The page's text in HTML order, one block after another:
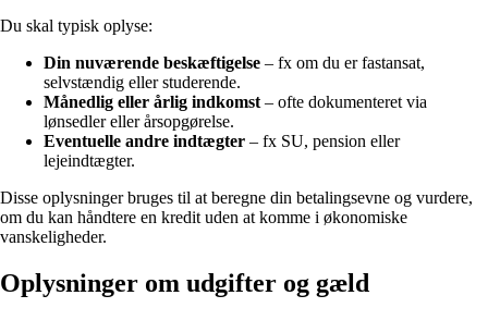
Du skal typisk oplyse:
Din nuværende beskæftigelse – fx om du er fastansat,
selvstændig eller studerende.
Månedlig eller årlig indkomst– ofte dokumenteret via
lønsedler eller årsopgørelse.
Eventuelle andre indtægter – fx SU, pension eller
lejeindtægter.
Disse oplysninger bruges til at beregne din betalingsevne og vurdere,
om du kan håndtere en kredit uden at komme i økonomiske
vanskeligheder.
Oplysninger om udgifter og gæld